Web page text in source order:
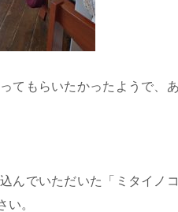
てもらいたかったようで、
んでいただいた「ミタイノコ
い。